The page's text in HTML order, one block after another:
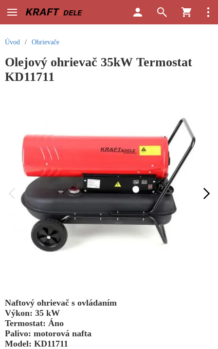
Úvod / Ohrievače
Olejový ohrievač 35kW Termostat
KD11711
Naftový ohrievač s ovládaním
Výkon: 35 kW
Termostat: Áno
Palivo: motorová nafta
Model: KD11711